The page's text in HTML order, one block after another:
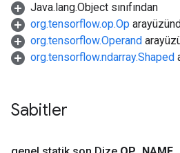
Java.lang.Object sınıfından
org.tensorflow.op.Op
org.tensorflow.Operand
org.tensorflow.ndarray.Shaped
Sabitler